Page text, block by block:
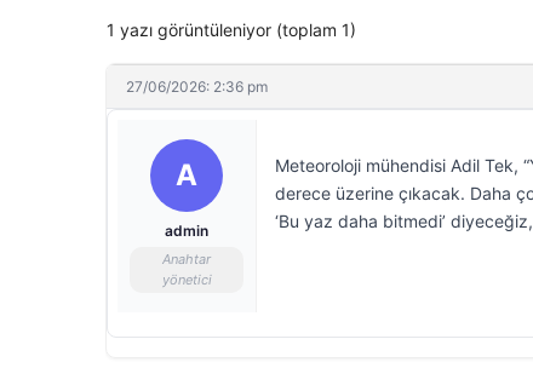
1 yazı görüntüleniyor (toplam 1)
27/06/2026: 2:36 pm
A
admin
Anahtar
yönetici
Meteoroloji mühendisi Adil Tek,
derece üzerine çıkacak. Daha
‘Bu yaz daha bitmedi’